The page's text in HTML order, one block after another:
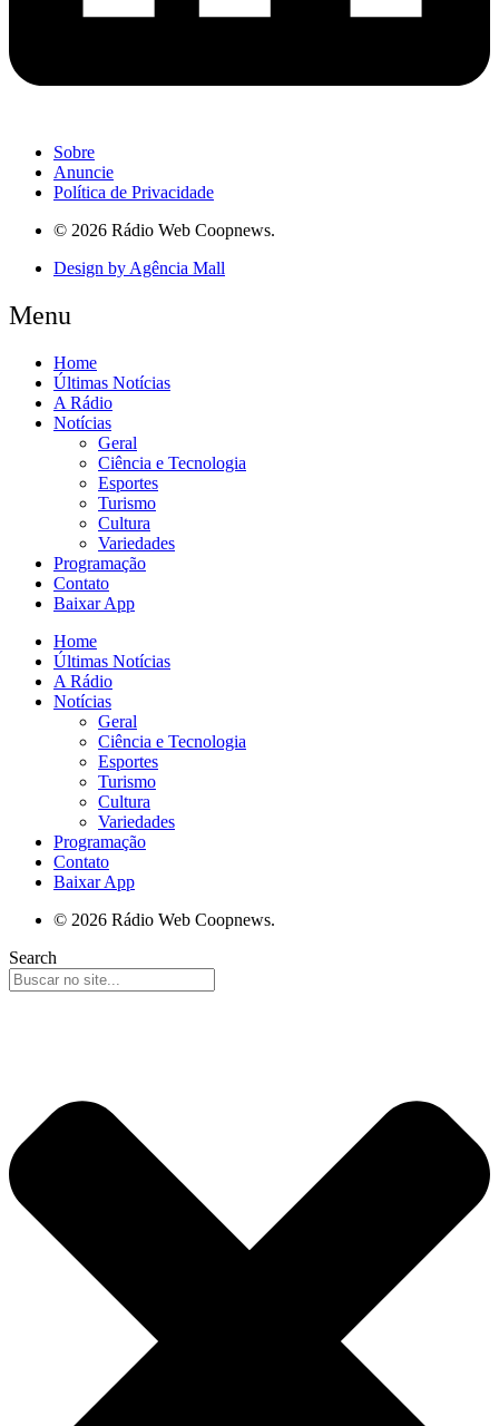
Sobre
Anuncie
Política de Privacidade
© 2026 Rádio Web Coopnews.
Design by Agência Mall
Menu
Home
Últimas Notícias
A Rádio
Notícias
Geral
Ciência e Tecnologia
Esportes
Turismo
Cultura
Variedades
Programação
Contato
Baixar App
Home
Últimas Notícias
A Rádio
Notícias
Geral
Ciência e Tecnologia
Esportes
Turismo
Cultura
Variedades
Programação
Contato
Baixar App
© 2026 Rádio Web Coopnews.
Search